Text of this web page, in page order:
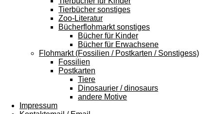
Tierbücher sonstiges
Zoo-Literatur
Bücherflohmarkt sonstiges
Bücher für Kinder
Bücher für Erwachsene
Flohmarkt (Fossilien / Postkarten / Sonstigess)
Fossilien
Postkarten
Tiere
Dinosaurier / dinosaurs
andere Motive
Impressum